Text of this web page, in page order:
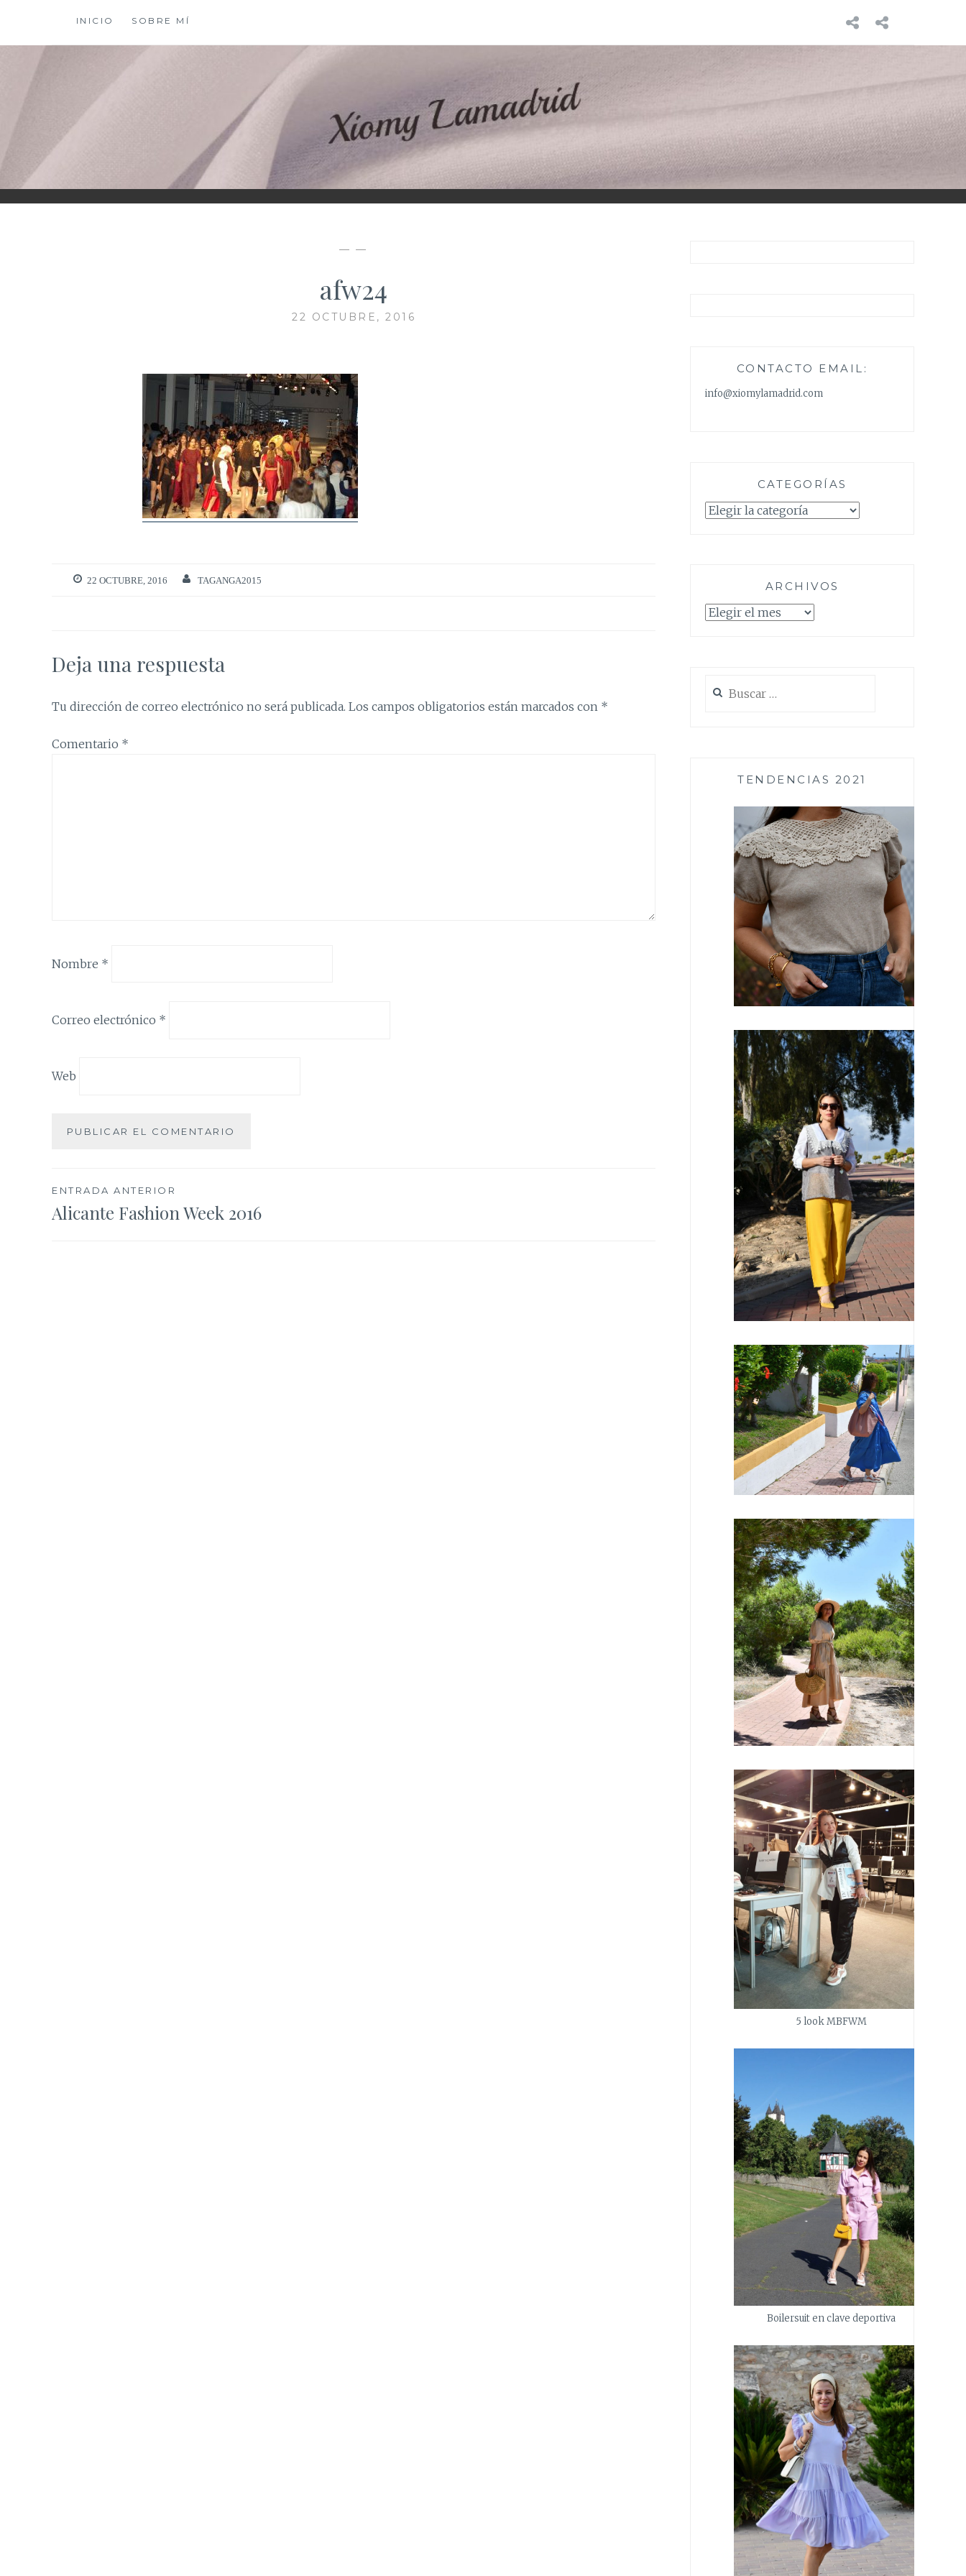
contenido
INICIO SOBRE MÍ INICIO
XIOMY LAMADRID
— —
afw24
22 OCTUBRE, 2016
22 OCTUBRE, 2016 TAGANGA2015
Deja una respuesta
Tu dirección de correo electrónico no será publicada. Los campos obligatorios están marcados con *
Comentario *
Nombre *
Correo electrónico *
Web
Navegación
ENTRADA ANTERIOR
Alicante Fashion Week 2016
CONTACTO EMAIL:
info@xiomylamadrid.com
CATEGORÍAS
Categorías
ARCHIVOS
Archivos
TENDENCIAS 2021
5 look MBFWM
Boilersuit en clave deportiva